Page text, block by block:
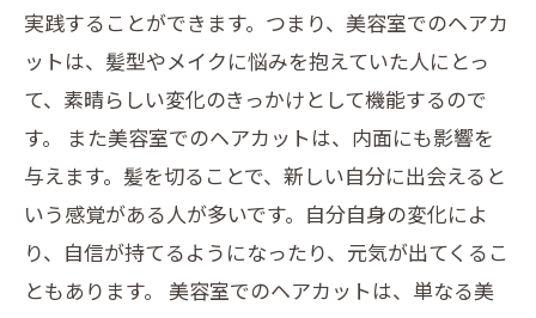
実践することができます。つまり、美容室でのヘアカ
ットは、髪型やメイクに悩みを抱えていた人にとっ
て、素晴らしい変化のきっかけとして機能するので
す。 また美容室でのヘアカットは、内面にも影響を
与えます。髪を切ることで、新しい自分に出会えると
いう感覚がある人が多いです。自分自身の変化によ
り、自信が持てるようになったり、元気が出てくるこ
ともあります。 美容室でのヘアカットは、単なる美